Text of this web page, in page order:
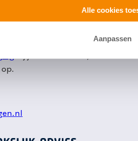
Alle cookies
Aanpassen